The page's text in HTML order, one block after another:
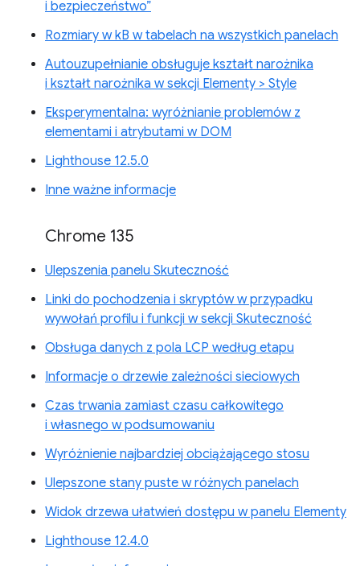
i bezpieczeństwo”
Rozmiary w kB w tabelach na wszystkich panelach
Autouzupełnianie obsługuje kształt narożnika
i kształt narożnika w sekcji Elementy > Style
Eksperymentalna: wyróżnianie problemów z
elementami i atrybutami w DOM
Lighthouse 12.5.0
Inne ważne informacje
Chrome 135
Ulepszenia panelu Skuteczność
Linki do pochodzenia i skryptów w przypadku
wywołań profilu i funkcji w sekcji Skuteczność
Obsługa danych z pola LCP według etapu
Informacje o drzewie zależności sieciowych
Czas trwania zamiast czasu całkowitego
i własnego w podsumowaniu
Wyróżnienie najbardziej obciążającego stosu
Ulepszone stany puste w różnych panelach
Widok drzewa ułatwień dostępu w panelu Elementy
Lighthouse 12.4.0